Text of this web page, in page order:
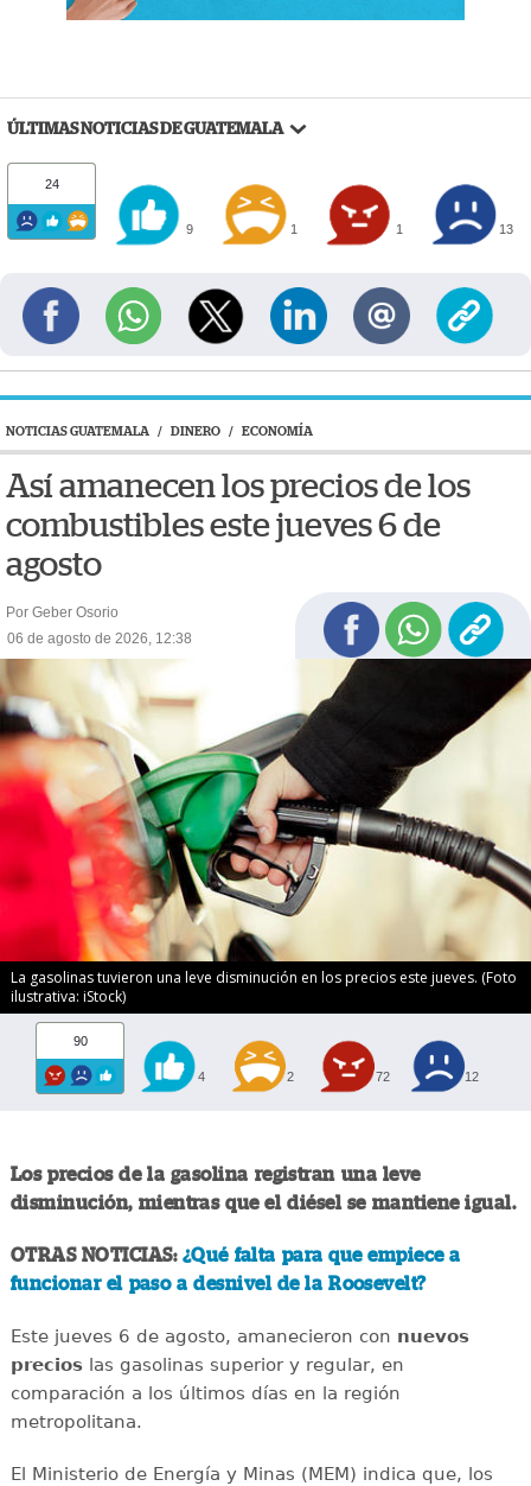
ÚLTIMAS NOTICIAS DE GUATEMALA
24
9 1 1 13
NOTICIAS GUATEMALA / DINERO / ECONOMÍA
Así amanecen los precios de los
combustibles este jueves 6 de
agosto
Por Geber Osorio
06 de agosto de 2026, 12:38
La gasolinas tuvieron una leve disminución en los precios este jueves. (Foto
ilustrativa: iStock)
90
4 2 72 12
Los precios de la gasolina registran una leve
disminución, mientras que el diésel se mantiene igual.
OTRAS NOTICIAS: ¿Qué falta para que empiece a
funcionar el paso a desnivel de la Roosevelt?
Este jueves 6 de agosto, amanecieron con nuevos
precioslas gasolinas superior y regular, en
comparación a los últimos días en la región
metropolitana.
El Ministerio de Energía y Minas (MEM) indica que, los